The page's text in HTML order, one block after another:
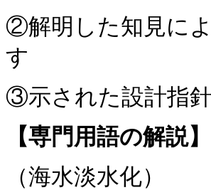
②解明した知見に
す
③示された設計指
【専門用語の解説】
（海水淡水化）